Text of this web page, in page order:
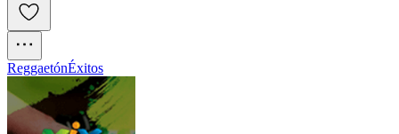
ReggaetónÉxitos